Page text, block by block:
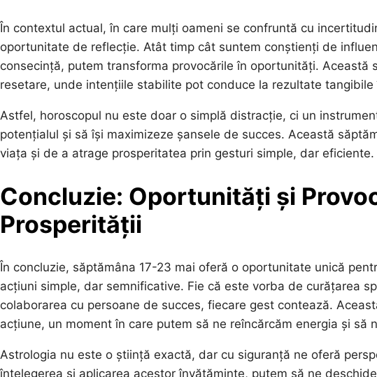
În contextul actual, în care mulți oameni se confruntă cu
oportunitate de reflecție. Atât timp cât suntem conștienți de
consecință, putem transforma provocările în oportunități. Această
resetare, unde intențiile stabilite pot conduce la rezultate tangibile
Astfel, horoscopul nu este doar o simplă distracție, ci un
potențialul și să își maximizeze șansele de succes. Această
viața și de a atrage prosperitatea prin gesturi simple, dar eficiente.
Concluzie: Oportunități și
Prosperității
În concluzie, săptămâna 17-23 mai oferă o oportunitate unică
acțiuni simple, dar semnificative. Fie că este vorba de curățarea
colaborarea cu persoane de succes, fiecare gest contează.
acțiune, un moment în care putem să ne reîncărcăm energia și să
Astrologia nu este o știință exactă, dar cu siguranță ne oferă
înțelegerea și aplicarea acestor învățăminte, putem să ne